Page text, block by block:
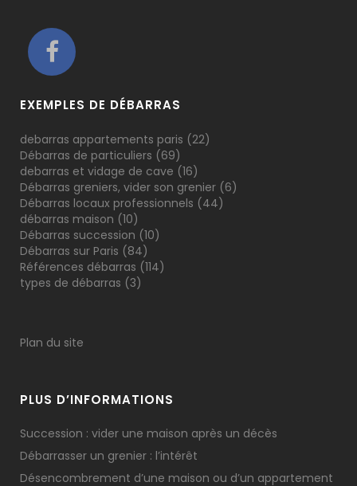
EXEMPLES DE DÉBARRAS
debarras appartements paris (22)
Débarras de particuliers (69)
debarras et vidage de cave (16)
Débarras greniers, vider son grenier (6)
Débarras locaux professionnels (44)
débarras maison (10)
Débarras succession (10)
Débarras sur Paris (84)
Références débarras (114)
types de débarras (3)
Plan du site
PLUS D’INFORMATIONS
Succession : vider une maison après un décès
Débarrasser un grenier : l’intérêt
Désencombrement d’une maison ou d’un appartement